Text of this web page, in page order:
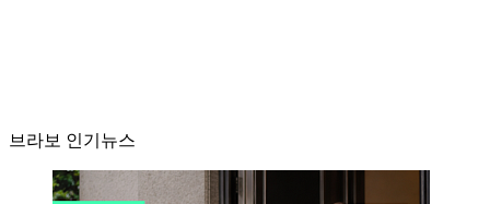
브라보 인기뉴스